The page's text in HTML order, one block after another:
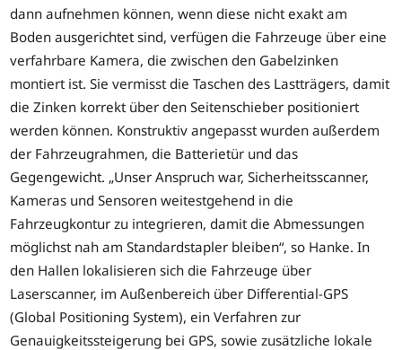
dann aufnehmen können, wenn diese nicht exakt am
Boden ausgerichtet sind, verfügen die Fahrzeuge über eine
verfahrbare Kamera, die zwischen den Gabelzinken
montiert ist. Sie vermisst die Taschen des Lastträgers, damit
die Zinken korrekt über den Seitenschieber positioniert
werden können. Konstruktiv angepasst wurden außerdem
der Fahrzeugrahmen, die Batterietür und das
Gegengewicht. „Unser Anspruch war, Sicherheitsscanner,
Kameras und Sensoren weitestgehend in die
Fahrzeugkontur zu integrieren, damit die Abmessungen
möglichst nah am Standardstapler bleiben“, so Hanke. In
den Hallen lokalisieren sich die Fahrzeuge über
Laserscanner, im Außenbereich über Differential-GPS
(Global Positioning System), ein Verfahren zur
Genauigkeitssteigerung bei GPS, sowie zusätzliche lokale